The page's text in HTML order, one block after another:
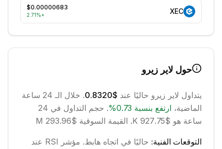
XEC
$0.00000683
+
2.71%
حول لاير زيرو
يتداول لاير زيرو حاليًا عند $0.8320
. خلال الـ 24 ساعة
الماضية، ارتفع بنسبة 0.73
%
.
حجم التداول في 24
ساعة هو $927.75 K.
القيمة السوقية $293.96 M
التوقعات الفنية: حاليًا في اتجاه هابط.
مؤشر RSI عند